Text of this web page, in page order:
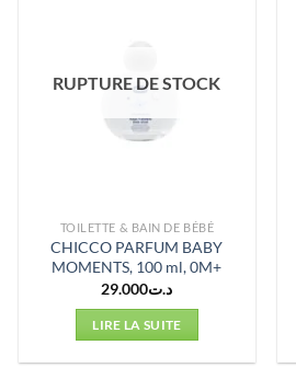
RUPTURE DE STOCK
TOILETTE & BAIN DE BÉBÉ
CHICCO PARFUM BABY
MOMENTS, 100 ml, 0M+
د.ت29.000
LIRE LA SUITE